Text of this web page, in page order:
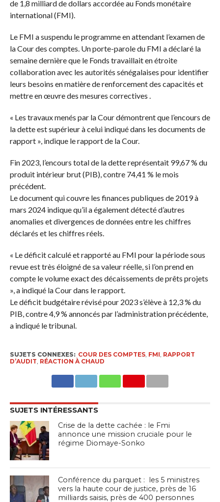
de 1,8 milliard de dollars accordée au Fonds monétaire
international (FMI).
Le FMI a suspendu le programme en attendant l’examen de
la Cour des comptes. Un porte-parole du FMI a déclaré la
semaine dernière que le Fonds travaillait en étroite
collaboration avec les autorités sénégalaises pour identifier
leurs besoins en matière de renforcement des capacités et
mettre en œuvre des mesures correctives .
« Les travaux menés par la Cour démontrent que l’encours de
la dette est supérieur à celui indiqué dans les documents de
rapport », indique le rapport de la Cour.
Fin 2023, l’encours total de la dette représentait 99,67 % du
produit intérieur brut (PIB), contre 74,41 % le mois
précédent.
Le document qui couvre les finances publiques de 2019 à
mars 2024 indique qu’il a également détecté d’autres
anomalies et divergences de données entre les chiffres
déclarés et les chiffres réels.
« Le déficit calculé et rapporté au FMI pour la période sous
revue est très éloigné de sa valeur réelle, si l’on prend en
compte le volume exact des décaissements de prêts projets
», a indiqué la Cour dans le rapport.
Le déficit budgétaire révisé pour 2023 s’élève à 12,3 % du
PIB, contre 4,9 % annoncés par l’administration précédente,
a indiqué le tribunal.
SUJETS CONNEXES: COUR DES COMPTES, FMI, RAPPORT
D’AUDIT, RÉACTION À CHAUD
SUJETS INTÉRESSANTS
Crise de la dette cachée : le Fmi
annonce une mission cruciale pour le
régime Diomaye-Sonko
Conférence du parquet : les 5 ministres
vers la haute cour de justice, près de 16
milliards saisis, près de 400 personnes